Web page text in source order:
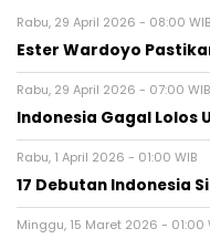
Rabu, 29 April 2026 - 08:00 WIB
Ester Wardoyo
Rabu, 29 April 2026 - 07:00 WIB
Indonesia Gagal Lolos
Rabu, 1 April 2026 - 01:00 WIB
17 Debutan Indonesia
Minggu, 15 Maret 2026 - 01:00